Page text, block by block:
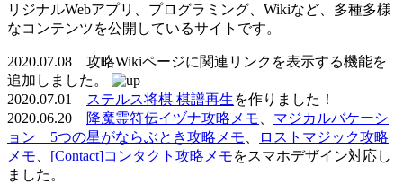
リジナルWebアプリ、プログラミング、Wikiなど、多種多様
なコンテンツを公開しているサイトです。
2020.07.08 攻略Wikiページに関連リンクを表示する機能を
追加しました。
2020.07.01
ステルス将棋 棋譜再生を作りました！
2020.06.20
降魔霊符伝イヅナ攻略メモ
マジカルバケーシ
ョン 5つの星がならぶとき攻略メモ
ロストマジック攻略
メモ
[Contact]コンタクト攻略メモをスマホデザイン対応し
ました。